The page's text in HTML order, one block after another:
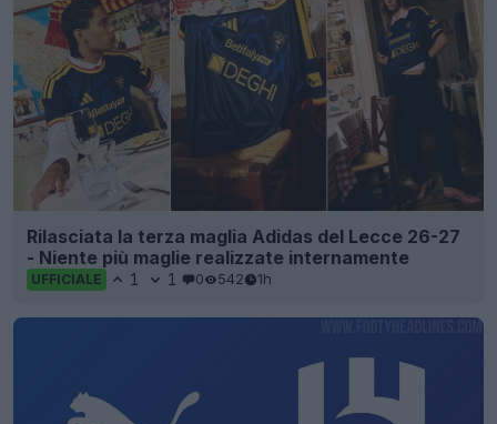
Rilasciata la terza maglia Adidas del Lecce 26-27
- Niente più maglie realizzate internamente
UFFICIALE 1 1 0 542 1h